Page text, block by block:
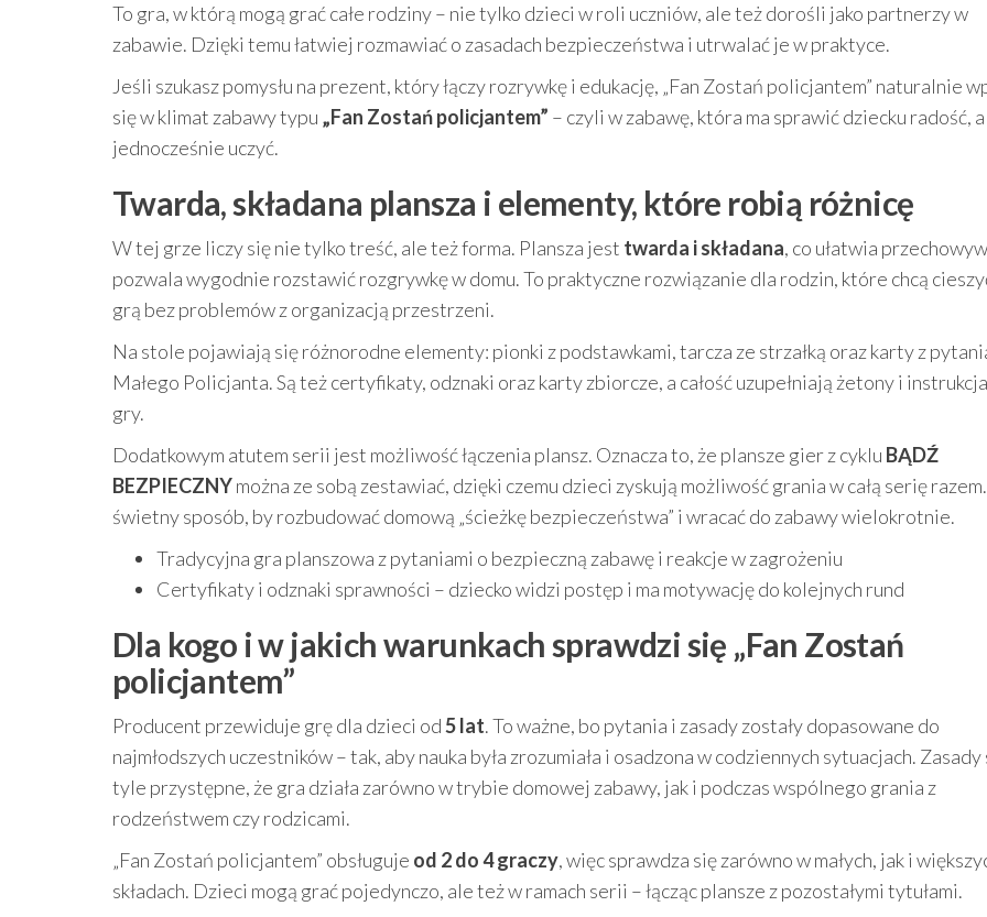
To gra, w którą mogą grać całe rodziny – nie tylko dzieci w roli uczniów, ale też dorośli jako partnerzy w
zabawie. Dzięki temu łatwiej rozmawiać o zasadach bezpieczeństwa i utrwalać je w praktyce.
Jeśli szukasz pomysłu na prezent, który łączy rozrywkę i edukację, „Fan Zostań policjantem” naturalnie
się w klimat zabawy typu „Fan Zostań policjantem” – czyli w zabawę, która ma sprawić dziecku radość, a
jednocześnie uczyć.
Twarda, składana plansza i elementy, które robią różnicę
W tej grze liczy się nie tylko treść, ale też forma. Plansza jest twarda i składana, co ułatwia
pozwala wygodnie rozstawić rozgrywkę w domu. To praktyczne rozwiązanie dla rodzin, które chcą
grą bez problemów z organizacją przestrzeni.
Na stole pojawiają się różnorodne elementy: pionki z podstawkami, tarcza ze strzałką oraz karty z
Małego Policjanta. Są też certyfikaty, odznaki oraz karty zbiorcze, a całość uzupełniają żetony i
gry.
Dodatkowym atutem serii jest możliwość łączenia plansz. Oznacza to, że plansze gier z cyklu BĄDŹ
BEZPIECZNYmożna ze sobą zestawiać, dzięki czemu dzieci zyskują możliwość grania w całą serię
świetny sposób, by rozbudować domową „ścieżkę bezpieczeństwa” i wracać do zabawy wielokrotnie.
Tradycyjna gra planszowa z pytaniami o bezpieczną zabawę i reakcje w zagrożeniu
Certyfikaty i odznaki sprawności – dziecko widzi postęp i ma motywację do kolejnych rund
Dla kogo i w jakich warunkach sprawdzi się „Fan Zostań
policjantem”
Producent przewiduje grę dla dzieci od5 lat. To ważne, bo pytania i zasady zostały dopasowane do
najmłodszych uczestników – tak, aby nauka była zrozumiała i osadzona w codziennych sytuacjach. Zasady
tyle przystępne, że gra działa zarówno w trybie domowej zabawy, jak i podczas wspólnego grania z
rodzeństwem czy rodzicami.
„Fan Zostań policjantem” obsługuje od 2 do 4 graczy, więc sprawdza się zarówno w małych, jak i
składach. Dzieci mogą grać pojedynczo, ale też w ramach serii – łącząc plansze z pozostałymi tytułami.